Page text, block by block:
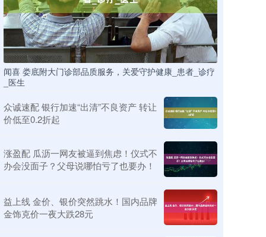
闻喜 娄底附大门诊部品质服务，关爱守护健康_患者_诊疗
_医生
众诚速配 银行加速“出清”不良资产 转让
价低至0.2折起
涨盈配 瓜沥一网友被逼到焦虑！仪式不
办会没面子？父母说哪怕亏了也要办！
益上线 金价、银价突然跳水！国内品牌
金饰克价一夜大跌28元